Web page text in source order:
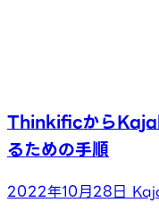
Thinkificから
るための手順
2022年10月28日